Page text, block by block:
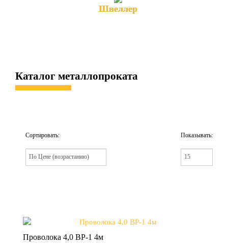
Швеллер
Каталог металлопроката
Сортировать: Показывать:
Проволока 4,0 ВР-1 4м